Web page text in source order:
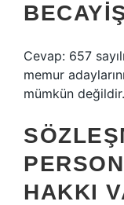
Cevap: 657
memur
mümkün değildir.
HAKKI